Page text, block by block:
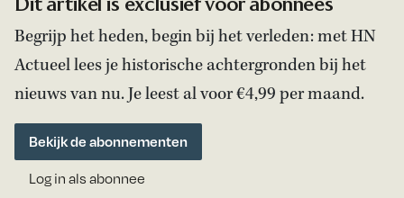
Begrijp het heden, begin bij het verleden: met HN
Actueel lees je historische achtergronden bij het
nieuws van nu. Je leest al voor €4,99 per maand.
Bekijk de abonnementen
Log in als abonnee